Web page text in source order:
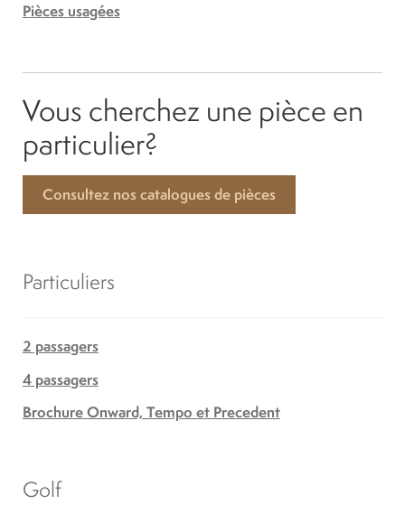
Pièces usagées
Vous cherchez une pièce en
particulier?
Consultez nos catalogues de pièces
Particuliers
2 passagers
4 passagers
Brochure Onward, Tempo et Precedent
Golf